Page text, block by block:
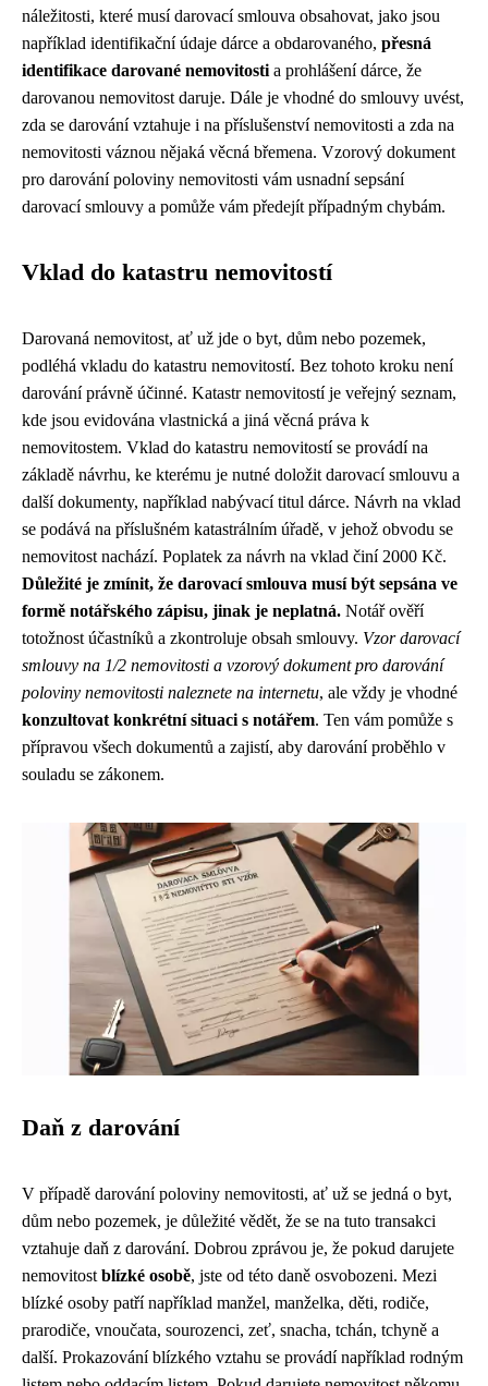
náležitosti, které musí darovací smlouva obsahovat, jako jsou
například identifikační údaje dárce a obdarovaného, přesná
identifikace darované nemovitosti a prohlášení dárce, že
darovanou nemovitost daruje. Dále je vhodné do smlouvy uvést,
zda se darování vztahuje i na příslušenství nemovitosti a zda na
nemovitosti váznou nějaká věcná břemena. Vzorový dokument
pro darování poloviny nemovitosti vám usnadní sepsání
darovací smlouvy a pomůže vám předejít případným chybám.
Vklad do katastru nemovitostí
Darovaná nemovitost, ať už jde o byt, dům nebo pozemek,
podléhá vkladu do katastru nemovitostí. Bez tohoto kroku není
darování právně účinné. Katastr nemovitostí je veřejný seznam,
kde jsou evidována vlastnická a jiná věcná práva k
nemovitostem. Vklad do katastru nemovitostí se provádí na
základě návrhu, ke kterému je nutné doložit darovací smlouvu a
další dokumenty, například nabývací titul dárce. Návrh na vklad
se podává na příslušném katastrálním úřadě, v jehož obvodu se
nemovitost nachází. Poplatek za návrh na vklad činí 2000 Kč.
Důležité je zmínit, že darovací smlouva musí být sepsána ve
formě notářského zápisu, jinak je neplatná. Notář ověří
totožnost účastníků a zkontroluje obsah smlouvy. Vzor darovací
smlouvy na 1/2 nemovitosti a vzorový dokument pro darování
poloviny nemovitosti naleznete na internetu, ale vždy je vhodné
konzultovat konkrétní situaci s notářem. Ten vám pomůže s
přípravou všech dokumentů a zajistí, aby darování proběhlo v
souladu se zákonem.
Daň z darování
V případě darování poloviny nemovitosti, ať už se jedná o byt,
dům nebo pozemek, je důležité vědět, že se na tuto transakci
vztahuje daň z darování. Dobrou zprávou je, že pokud darujete
nemovitost blízké osobě, jste od této daně osvobozeni. Mezi
blízké osoby patří například manžel, manželka, děti, rodiče,
prarodiče, vnoučata, sourozenci, zeť, snacha, tchán, tchyně a
další. Prokazování blízkého vztahu se provádí například rodným